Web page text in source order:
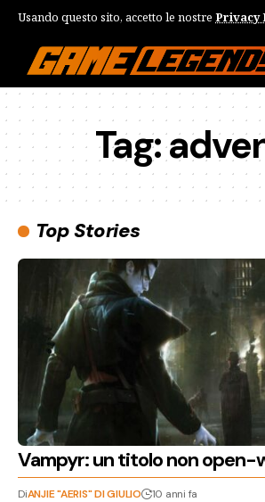
Usando questo sito, accetto le nostre Privacy
Tag:
Top Stories
Vampyr: un titolo non open-
DiANJIE "AERIS" DI GIULIO 10 anni fa